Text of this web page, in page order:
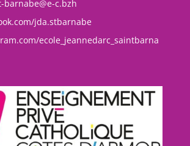
barnabe@e-c.bzh
jda.stbarnabe
ecole_jeannedarc_saintbarna